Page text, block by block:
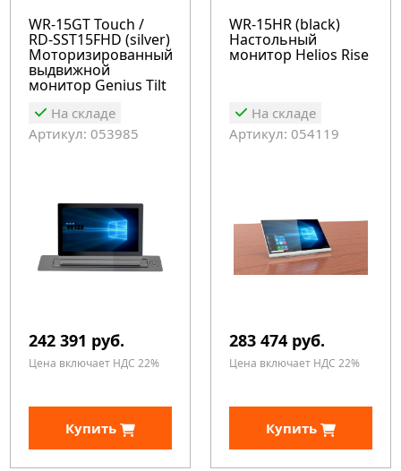
WR-15GT Touch /
RD-SST15FHD (silver)
Моторизированный
выдвижной
монитор Genius Tilt
На складе
Артикул: 053985
242 391 руб.
Цена включает НДС 22%
Купить
WR-15HR (black)
Настольный
монитор Helios Rise
На складе
Артикул: 054119
283 474 руб.
Цена включает НДС 22%
Купить